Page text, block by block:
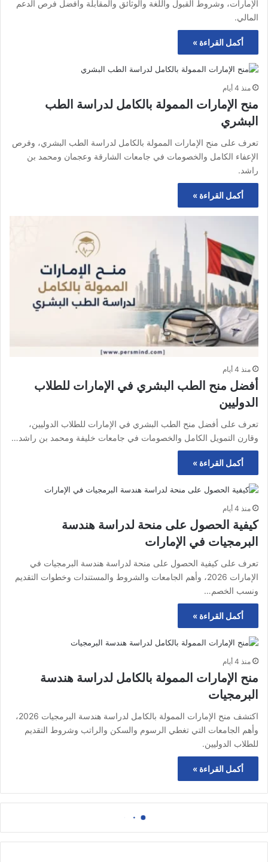
الإمارات، وشروط القبول واللغة والوثائق والمقابلة وأفضل فرص الدعم
المالي.
أكمل القراءة »
منذ 4 أيام
منح الإمارات الممولة بالكامل لدراسة الطب
البشري
تعرف على منح الإمارات الممولة بالكامل لدراسة الطب البشري، وفرص
الإعفاء الكامل والخصومات في جامعات الشارقة وعجمان ومحمد بن
راشد.
أكمل القراءة »
منذ 4 أيام
أفضل منح الطب البشري في الإمارات للطلاب
الدوليين
تعرف على أفضل منح الطب البشري في الإمارات للطلاب الدوليين،
وقارن التمويل الكامل والخصومات في جامعات خليفة ومحمد بن راشد…
أكمل القراءة »
منذ 4 أيام
كيفية الحصول على منحة لدراسة هندسة
البرمجيات في الإمارات
تعرف على كيفية الحصول على منحة لدراسة هندسة البرمجيات في
الإمارات 2026، وأهم الجامعات والشروط والمستندات وخطوات التقديم
ونسب الخصم…
أكمل القراءة »
منذ 4 أيام
منح الإمارات الممولة بالكامل لدراسة هندسة
البرمجيات
اكتشف منح الإمارات الممولة بالكامل لدراسة هندسة البرمجيات 2026،
وأهم الجامعات التي تغطي الرسوم والسكن والراتب وشروط التقديم
للطلاب الدوليين.
أكمل القراءة »